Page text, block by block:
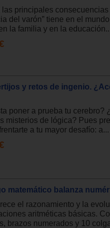
las principales
del varón” tiene en el
la familia y en la
y retos de ingenio.
poner a prueba tu cerebro?
misterios de lógica? Pues
a tu mayor desafío: a...
matemático balanza
el razonamiento y la
aritméticas básicas.
brazos numerados y 10